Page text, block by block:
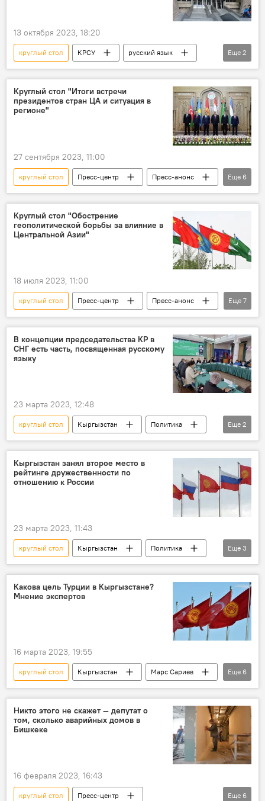
13 октября 2023, 18:20
круглый стол КРСУ
русский язык
Кыргызстан
Россия
Еще 2
Круглый стол "Итоги встречи
президентов стран ЦА и ситуация в
регионе"
27 сентября 2023, 11:00
круглый стол Пресс-центр
Пресс-анонс
Кубат Рахимов
Станислав Притчин
Эсен Усубалиев
Душанбе
Кыргызстан
Еще 6
Круглый стол "Обострение
геополитической борьбы за влияние в
Центральной Азии"
18 июля 2023, 11:00
круглый стол Пресс-центр
Пресс-анонс
Кыргызстан
Россия
Нургуль Акимова
Марс Сариев
Станислав Притчин
Еще 7
В концепции председательства КР в
СНГ есть часть, посвященная русскому
языку
23 марта 2023, 12:48
круглый стол Кыргызстан
Политика
режим
русский язык
Еще 2
Кыргызстан занял второе место в
рейтинге дружественности по
отношению к России
23 марта 2023, 11:43
круглый стол Кыргызстан
Политика
режим
Россия рейтинг
Еще 3
Какова цель Турции в Кыргызстане?
Мнение экспертов
16 марта 2023, 19:55
круглый стол Кыргызстан
Марс Сариев
Денис Бердаков
Политика
Турция
Россия
Китай США
Еще 6
Никто этого не скажет — депутат о
том, сколько аварийных домов в
Бишкеке
16 февраля 2023, 16:43
круглый стол
Пресс-центр
Еще 6